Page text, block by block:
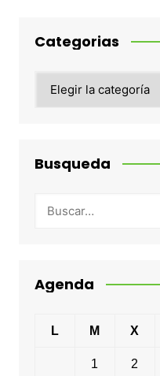
Categorias
Busqueda
Agenda
L M X
1 2